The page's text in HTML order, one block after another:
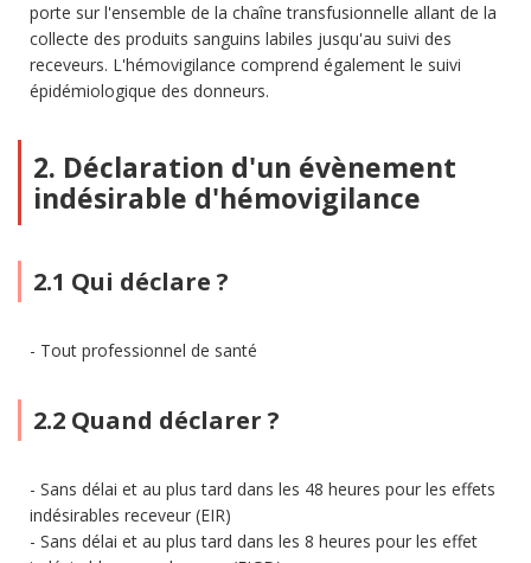
porte sur l'ensemble de la chaîne transfusionnelle allant de la
collecte des produits sanguins labiles jusqu'au suivi des
receveurs. L'hémovigilance comprend également le suivi
épidémiologique des donneurs.
2. Déclaration d'un évènement
indésirable d'hémovigilance
2.1 Qui déclare ?
Tout professionnel de santé
2.2 Quand déclarer ?
Sans délai et au plus tard dans les 48 heures pour les effets
indésirables receveur (EIR)
Sans délai et au plus tard dans les 8 heures pour les effet